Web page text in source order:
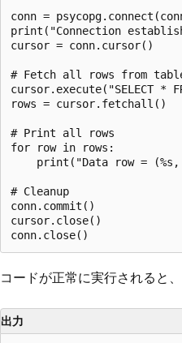
conn =
print("Connection
cursor = conn.cursor()
# Fetch all rows from
cursor.execute("SELECT *
rows = cursor.fetchall()
# Print all rows
for row in rows:
print("Data row =
# Cleanup
conn.commit()
cursor.close()
コードが正常に実行されると
出力